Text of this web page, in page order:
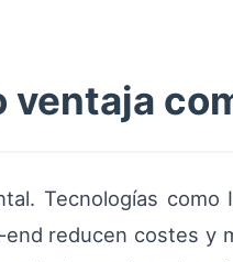
ventaja
Tecnologías como
reducen costes y